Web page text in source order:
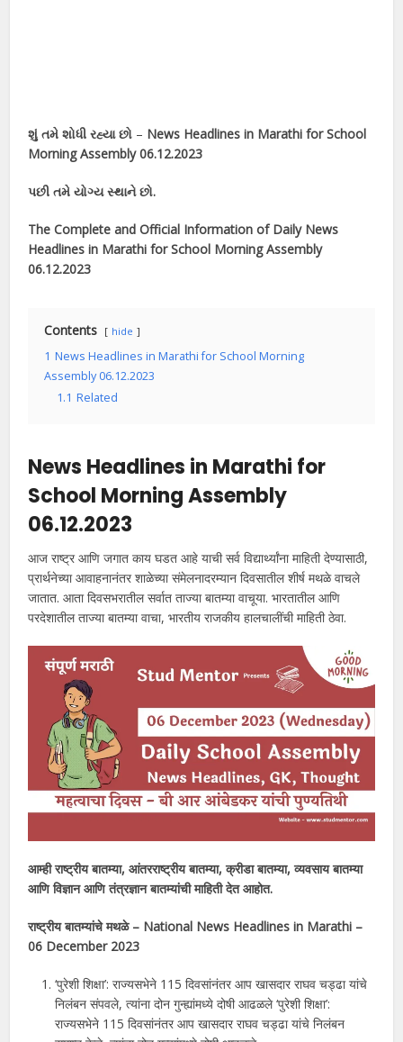
શું તમે શોધી રહ્યા છો – News Headlines in Marathi for School
Morning Assembly 06.12.2023
પછી તમે યોગ્ય સ્થાને છો.
The Complete and Official Information of Daily News
Headlines in Marathi for School Morning Assembly
06.12.2023
Contents hide
1 News Headlines in Marathi for School Morning
Assembly 06.12.2023
1.1 Related
News Headlines in Marathi for
School Morning Assembly
06.12.2023
आज राष्ट्र आणि जगात काय घडत आहे याची सर्व विद्यार्थ्यांना माहिती देण्यासाठी,
प्रार्थनेच्या आवाहनानंतर शाळेच्या संमेलनादरम्यान दिवसातील शीर्ष मथळे वाचले
जातात. आता दिवसभरातील सर्वात ताज्या बातम्या वाचूया. भारतातील आणि
परदेशातील ताज्या बातम्या वाचा, भारतीय राजकीय हालचालींची माहिती ठेवा.
आम्ही राष्ट्रीय बातम्या, आंतरराष्ट्रीय बातम्या, क्रीडा बातम्या, व्यवसाय बातम्या
आणि विज्ञान आणि तंत्रज्ञान बातम्यांची माहिती देत ​​आहोत.
राष्ट्रीय बातम्यांचे मथळे – National News Headlines in Marathi –
06 December 2023
‘पुरेशी शिक्षा’: राज्यसभेने 115 दिवसांनंतर आप खासदार राघव चड्ढा यांचे
निलंबन संपवले, त्यांना दोन गुन्ह्यांमध्ये दोषी आढळले ‘पुरेशी शिक्षा’:
राज्यसभेने 115 दिवसांनंतर आप खासदार राघव चड्ढा यांचे निलंबन